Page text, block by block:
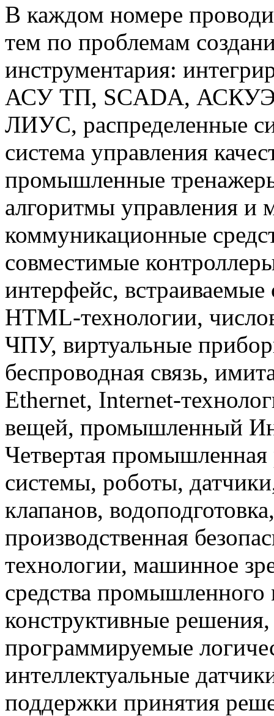
В каждом номере
тем по проблемам
инструментария:
АСУ ТП, SCADA,
ЛИУС, распределенные
система управления
промышленные
алгоритмы управления и
коммуникационные
совместимые
интерфейс,
HTML-технологии,
ЧПУ, виртуальные
беспроводная связь,
Ethernet, Internet-
вещей, промышленный
Четвертая
системы, роботы,
клапанов,
производственная
технологии, машинное
средства
конструктивные
программируемые
интеллектуальные
поддержки принятия